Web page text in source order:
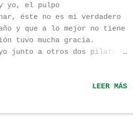
yo, el pulpo
éste no es mi verdadero
y que a lo mejor no tiene
tuvo mucha gracia.
junto a otros dos pilates
saludo y gracias por echar
LEER MÁS